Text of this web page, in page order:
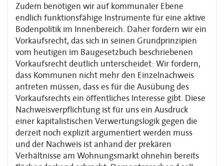
Zudem benötigen wir auf kommunaler Ebene
endlich funktionsfähige Instrumente für eine aktive
Bodenpolitik im Innenbereich. Daher fordern wir ein
Vorkaufsrecht, das sich in seinen Grundprinzipien
vom heutigen im Baugesetzbuch beschriebenen
Vorkaufsrecht deutlich unterscheidet: Wir fordern,
dass Kommunen nicht mehr den Einzelnachweis
antreten müssen, dass es für die Ausübung des
Vorkaufsrechts ein öffentliches Interesse gibt. Diese
Nachweisverpflichtung ist für uns ein Ausdruck
einer kapitalistischen Verwertungslogik gegen die
derzeit noch explizit argumentiert werden muss
und der Nachweis ist anhand der prekären
Verhältnisse am Wohnungsmarkt ohnehin bereits